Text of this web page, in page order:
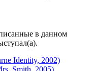
в данном
Identity, 2002)